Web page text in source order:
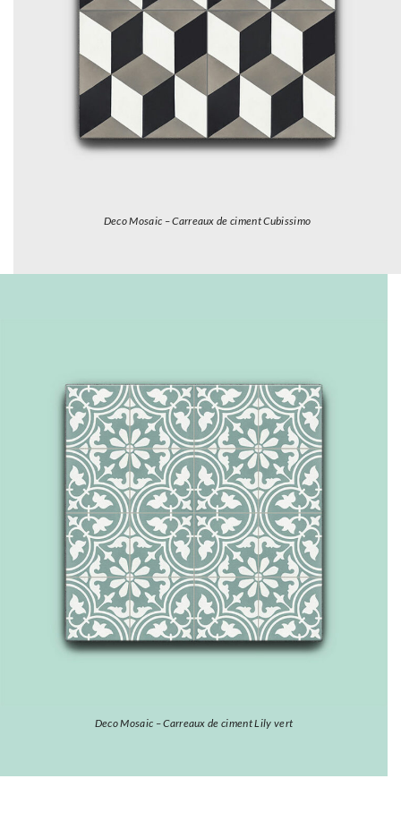
Deco Mosaic – Carreaux de ciment Cubissimo
Deco Mosaic – Carreaux de ciment Lily vert